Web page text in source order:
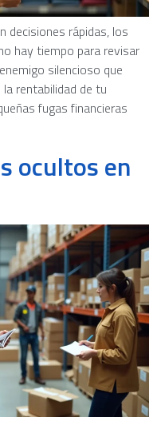
decisiones rápidas, los
hay tiempo para revisar
silencioso que
rentabilidad de tu
fugas financieras
ocultos en